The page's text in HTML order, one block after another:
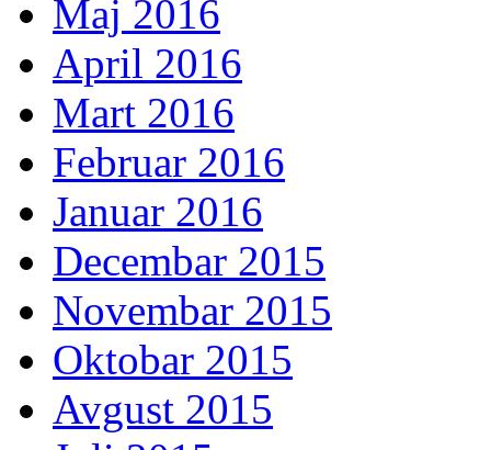
Maj 2016
April 2016
Mart 2016
Februar 2016
Januar 2016
Decembar 2015
Novembar 2015
Oktobar 2015
Avgust 2015